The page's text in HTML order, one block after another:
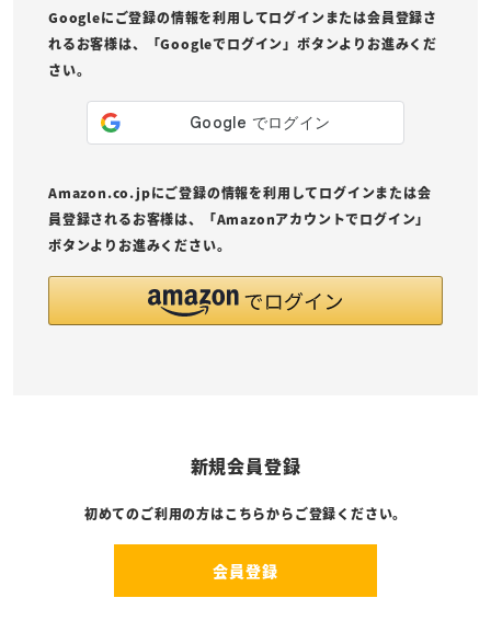
Googleにご登録の情報を利用してログインまたは会員登録さ
れるお客様は、「Googleでログイン」ボタンよりお進みくだ
さい。
Amazon.co.jpにご登録の情報を利用してログインまたは会
員登録されるお客様は、「Amazonアカウントでログイン」
ボタンよりお進みください。
新規会員登録
初めてのご利用の方はこちらからご登録ください。
会員登録